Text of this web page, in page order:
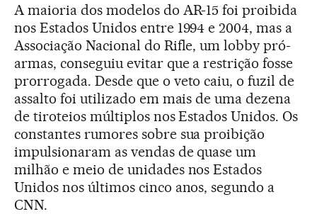
A maioria dos modelos do AR-15 foi proibida
nos Estados Unidos entre 1994 e 2004, mas a
Associação Nacional do Rifle, um lobby pró-
armas, conseguiu evitar que a restrição fosse
prorrogada. Desde que o veto caiu, o fuzil de
assalto foi utilizado em mais de uma dezena
de tiroteios múltiplos nos Estados Unidos. Os
constantes rumores sobre sua proibição
impulsionaram as vendas de quase um
milhão e meio de unidades nos Estados
Unidos nos últimos cinco anos, segundo a
CNN.